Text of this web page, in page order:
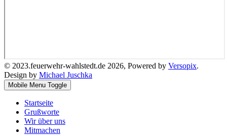
© 2023.feuerwehr-wahlstedt.de 2026, Powered by Versopix.
Design by Michael Juschka
Mobile Menu Toggle
Startseite
Grußworte
Wir über uns
Mitmachen